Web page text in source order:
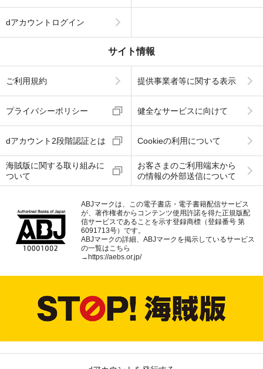
dアカウントログイン
サイト情報
ご利用規約 提供事業者等に関する表示
プライバシーポリシー 健全なサービスに向けて
dアカウント2段階認証とは Cookieの利用について
海賊版に関する取り組みに
ついて
お客さまのご利用端末から
の情報の外部送信について
ABJマークは、この電子書店・電子書籍配信サービス
が、著作権者からコンテンツ使用許諾を得た正規版配
信サービスであることを示す登録商標（登録番号 第
6091713号）です。
ABJマークの詳細、ABJマークを掲示しているサービス
の一覧はこちら
→https://aebs.or.jp/